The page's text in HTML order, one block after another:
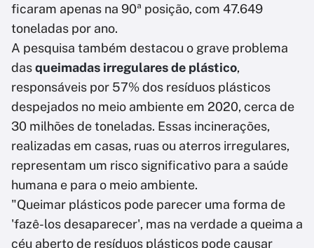
ficaram apenas na 90ª posição, com 47.649
toneladas por ano.
A pesquisa também destacou o grave problema
dasqueimadas irregulares de plástico,
responsáveis por 57% dos resíduos plásticos
despejados no meio ambiente em 2020, cerca de
30 milhões de toneladas. Essas incinerações,
realizadas em casas, ruas ou aterros irregulares,
representam um risco significativo para a saúde
humana e para o meio ambiente.
"Queimar plásticos pode parecer uma forma de
'fazê-los desaparecer', mas na verdade a queima a
céu aberto de resíduos plásticos pode causar